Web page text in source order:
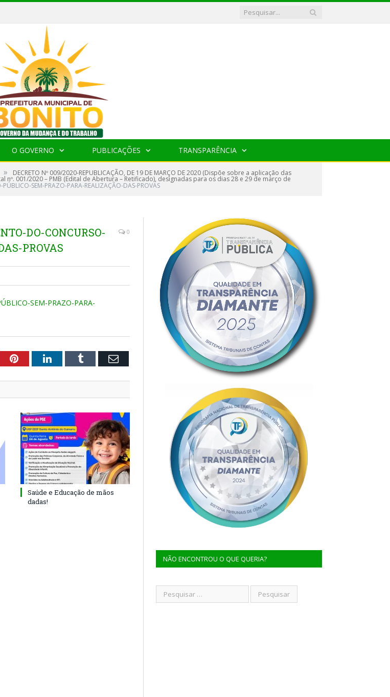
O GOVERNO PUBLICAÇÕES TRANSPARÊNCIA
» DECRETO Nº 009/2020-REPUBLICAÇÃO, DE 19 DE MARÇO DE 2020 (Dispõe sobre a aplicação das
001/2020 – PMB (Edital de Abertura – Retificado), designadas para os dias 28 e 29 de março de
SEM-PRAZO-PARA-REALIZAÇÃO-DAS-PROVAS
DO-CONCURSO-
PROVAS
0
SEM-PRAZO-PARA-
PinterestLinkedInTumblr Email
Saúde e Educação de mãos
dadas!
NÃO ENCONTROU O QUE QUERIA?